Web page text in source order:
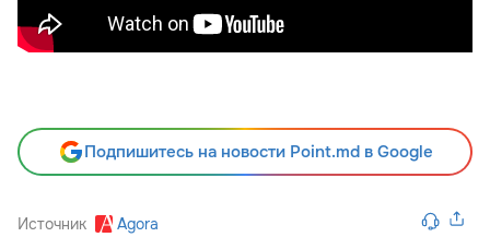
Подпишитесь на новости Point.md в Google
Источник Agora